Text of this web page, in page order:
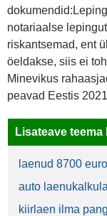
notariaalse
riskantsemad, ent
öeldakse, siis ei
Minevikus
peavad Eestis
Lisateave teema
laenud 8700 euro
auto
kiirlaen ilma